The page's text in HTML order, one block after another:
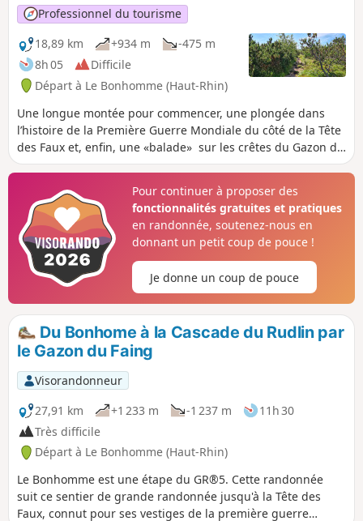
Professionnel du tourisme
18,89 km
+934 m
-475 m
8h 05
Difficile
Départ à Le Bonhomme (Haut-Rhin)
Une longue montée pour commencer, une plongée dans
l’histoire de la Première Guerre Mondiale du côté de la Tête
des Faux et, enfin, une «balade» sur les crêtes du Gazon du
Faing et du Tanet qui dominent quelques-uns des plus
Lac du Forlet...
Pour continuer à proposer des
fonctionnalités gratuites et pratiques
en randonnée, soutenez-nous en
donnant un petit coup de pouce !
Je donne un coup de pouce
Du Bonhome à la Cascade du Rudlin par
le Gazon du Faing
Visorandonneur
27,91 km
+1 233 m -1 237 m
11h 30
Très difficile
Départ à Le Bonhomme (Haut-Rhin)
Le Bonhomme est une étape du GR®5. Cette randonnée
suit ce sentier de grande randonnée jusqu'à la Tête des
Faux, connut pour ses vestiges de la première guerre